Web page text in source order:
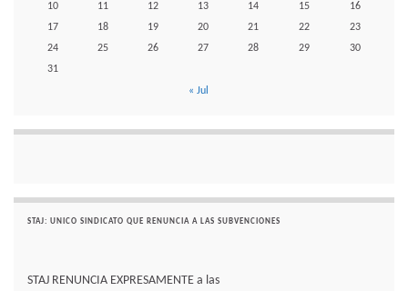
10
11 12 13 14 15
16
17
18 19 20 21 22
23
24
25 26 27 28 29
30
31
« Jul
STAJ: UNICO SINDICATO QUE RENUNCIA A LAS SUBVENCIONES
STAJ RENUNCIA EXPRESAMENTE a las